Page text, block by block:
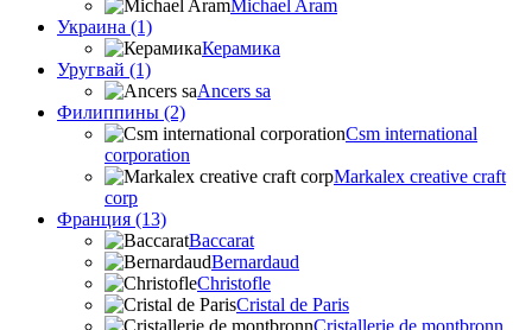
Michael Aram
Украина (1)
Керамика
Уругвай (1)
Ancers sa
Филиппины (2)
Csm international
corporation
Markalex creative craft
corp
Франция (13)
Baccarat
Bernardaud
Christofle
Cristal de Paris
Cristallerie de montbronn